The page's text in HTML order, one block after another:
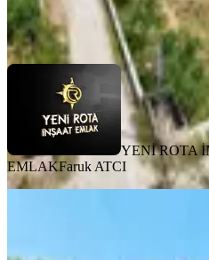
YENİ ROTA İNŞAAT EMLAK
Ara
YENİ ROTA
EMLAKFaruk ATCI
Yeni